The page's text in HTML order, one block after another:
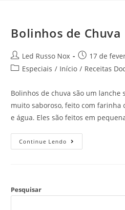
Bolinhos de Chuva
Led Russo Nox
17 de
Especiais / Início / Receitas
Bolinhos de chuva são um lanche
muito saboroso, feito com farinha
e água. Eles são feitos em
Continue Lendo
Pesquisar